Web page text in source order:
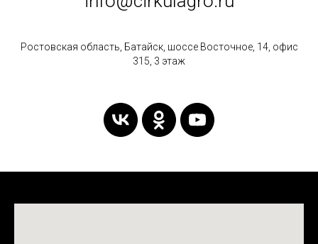
Ростовская область, Батайск, шоссе Восточное, 14, офис
315, 3 этаж